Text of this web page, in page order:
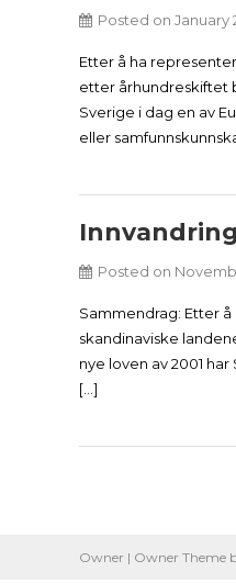
Posted on January
Etter å ha
etter århundreskiftet
Sverige i dag en av
eller
Posted on
Sammendrag: Etter
skandinaviske
nye loven av 2001
[…]
Owner | Owner Theme